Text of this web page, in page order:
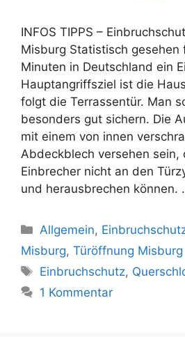
INFOS TIPPS –
Misburg Statistisch gesehen
Minuten in Deutschland ein
Hauptangriffsziel ist die
folgt die Terrassentür. Man
besonders gut sichern. Die
mit einem von innen
Abdeckblech versehen sein,
Einbrecher nicht an den
und herausbrechen können.
K
a
e
g
Allgemein,
Misburg, Türöffnung Misburg
S
c
Einbruchschutz,
1 Kommentar